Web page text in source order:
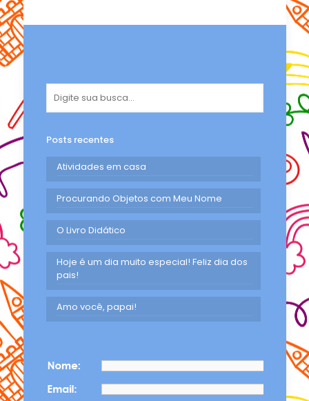
Posts recentes
Atividades em casa
Procurando Objetos com Meu Nome
O Livro Didático
Hoje é um dia muito especial! Feliz dia dos
pais!
Amo você, papai!